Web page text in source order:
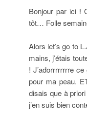
Bonjour par ici !
tôt… Folle
Alors let’s go to
mains, j’étais
! J’adorrrrrrrre
pour ma peau.
disais que à
j’en suis bien